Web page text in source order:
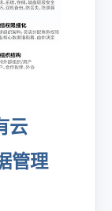
云
管理